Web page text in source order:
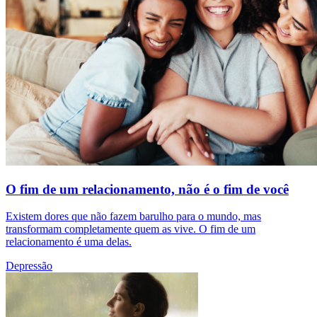
O fim de um relacionamento, não é o fim de você
Existem dores que não fazem barulho para o mundo, mas
transformam completamente quem as vive. O fim de um
relacionamento é uma delas.
Depressão